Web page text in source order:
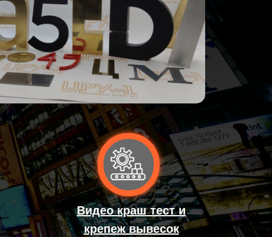
Видео краш тест и
крепеж вывесок